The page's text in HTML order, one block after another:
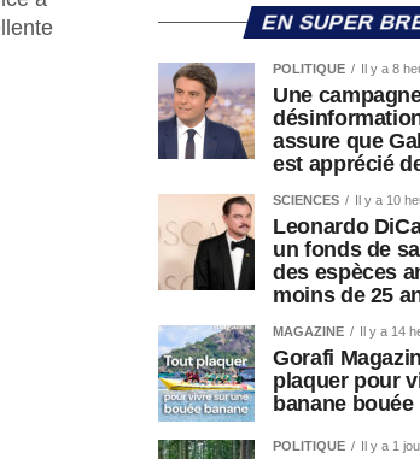
EN SUPER
POLITIQUE Il y a 8
Une
assure que
est apprécié
SCIENCES Il y a 10
Leonardo
un fonds de
des espèces
moins de 25
MAGAZINE Il y a 14
Gorafi
plaquer pour
banane bouée
POLITIQUE Il y a 1